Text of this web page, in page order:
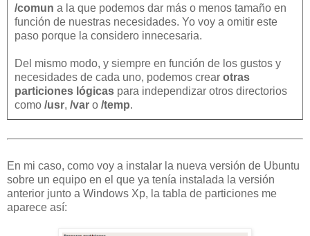
/comun a la que podemos dar más o menos tamaño en
función de nuestras necesidades. Yo voy a omitir este
paso porque la considero innecesaria.
Del mismo modo, y siempre en función de los gustos y
necesidades de cada uno, podemos crear otras
particiones lógicas para independizar otros directorios
como /usr, /var o /temp.
En mi caso, como voy a instalar la nueva versión de Ubuntu
sobre un equipo en el que ya tenía instalada la versión
anterior junto a Windows Xp, la tabla de particiones me
aparece así: